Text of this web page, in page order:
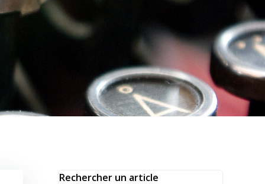
Rechercher un article